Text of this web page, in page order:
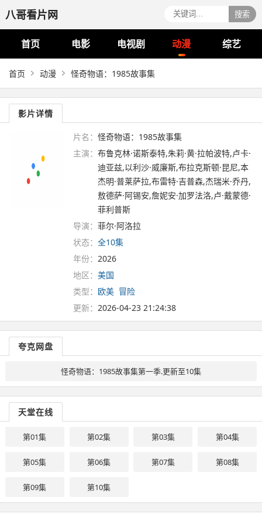
八哥看片网 搜索
首页 电影 电视剧 动漫 综艺
首页 动漫 怪奇物语：1985故事集
影片详情
片名： 怪奇物语：1985故事集
主演： 布鲁克林·诺斯泰特,朱莉·黄·拉帕波特,卢卡·
迪亚兹,以利沙·威廉斯,布拉克斯顿·昆尼,本
杰明·普莱萨拉,布雷特·吉普森,杰瑞米·乔丹,
敖德萨·阿锡安,詹妮安·加罗法洛,卢·戴蒙德·
菲利普斯
导演： 菲尔·阿洛拉
状态： 全10集
年份： 2026
地区： 美国
类型： 欧美 冒险
更新： 2026-04-23 21:24:38
夸克网盘
怪奇物语：1985故事集第一季.更新至10集
天堂在线
第01集 第02集 第03集 第04集
第05集 第06集 第07集 第08集
第09集 第10集